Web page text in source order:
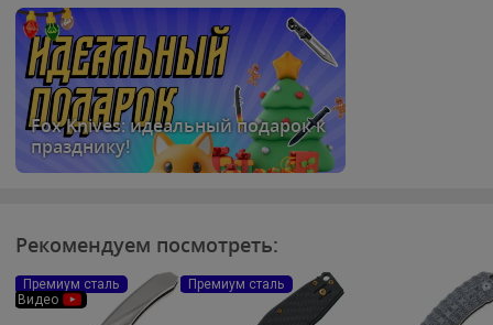
Fox Knives: идеальный подарок к
празднику!
Рекомендуем посмотреть:
Премиум сталь
Видео
Премиум сталь